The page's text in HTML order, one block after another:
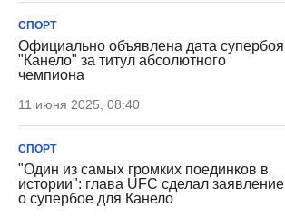
СПОРТ
Официально объявлена дата супербоя
"Канело" за титул абсолютного
чемпиона
11 июня 2025, 08:40
СПОРТ
"Один из самых громких поединков в
истории": глава UFC сделал заявление
о супербое для Канело